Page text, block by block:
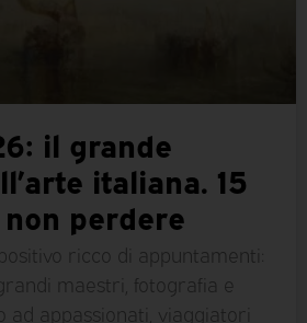
il grande
italiana. 15
perdere
ricco di appuntamenti:
maestri, fotografia e
appassionati, viaggiatori